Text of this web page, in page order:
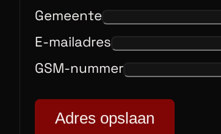
Gemeente
E-mailadres
GSM-nummer
Adres opslaan